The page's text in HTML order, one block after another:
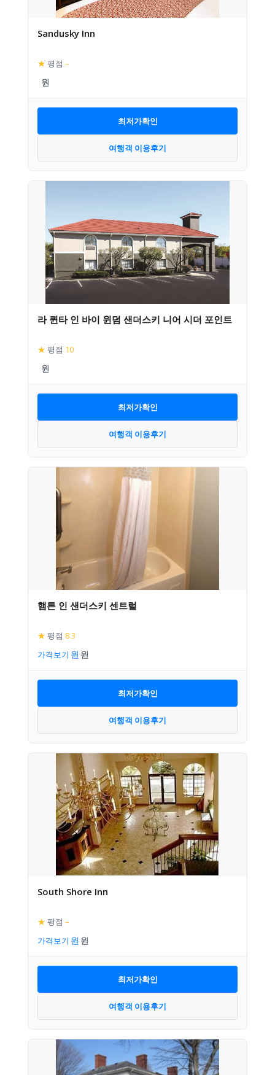
Sandusky Inn
★ 평점 –
최저가확인
여행객 이용후기
라 퀸타 인 바이 윈덤 샌더스키 니어 시더 포인트
★ 평점 10
최저가확인
여행객 이용후기
햄튼 인 샌더스키 센트럴
★ 평점 8.3
가격보기
최저가확인
여행객 이용후기
South Shore Inn
★ 평점 –
가격보기
최저가확인
여행객 이용후기